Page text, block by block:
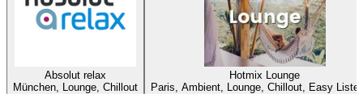
Absolut relax
München, Lounge, Chillout
Hotmix Lounge
Paris, Ambient, Lounge, Chillout, Easy